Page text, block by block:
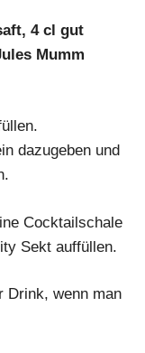
4 cl gut
Mumm
dazugeben und
Cocktailschale
Sekt auffüllen.
Drink, wenn man